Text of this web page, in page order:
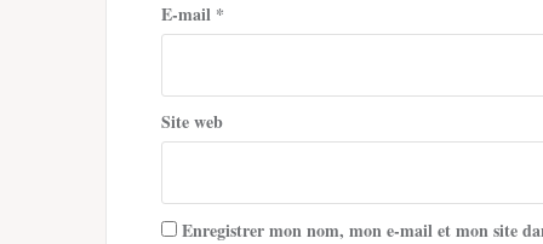
E-mail *
Site web
Enregistrer mon nom, mon e-mail et mon site